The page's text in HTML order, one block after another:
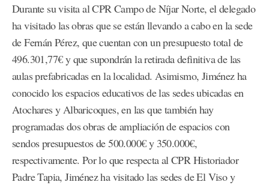
Durante su visita al CPR Campo de Níjar Norte, el delegado
ha visitado las obras que se están llevando a cabo en la sede
de Fernán Pérez, que cuentan con un presupuesto total de
496.301,77€ y que supondrán la retirada definitiva de las
aulas prefabricadas en la localidad. Asimismo, Jiménez ha
conocido los espacios educativos de las sedes ubicadas en
Atochares y Albaricoques, en las que también hay
programadas dos obras de ampliación de espacios con
sendos presupuestos de 500.000€ y 350.000€,
respectivamente. Por lo que respecta al CPR Historiador
Padre Tapia, Jiménez ha visitado las sedes de El Viso y